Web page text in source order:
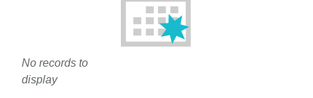
No records to
display